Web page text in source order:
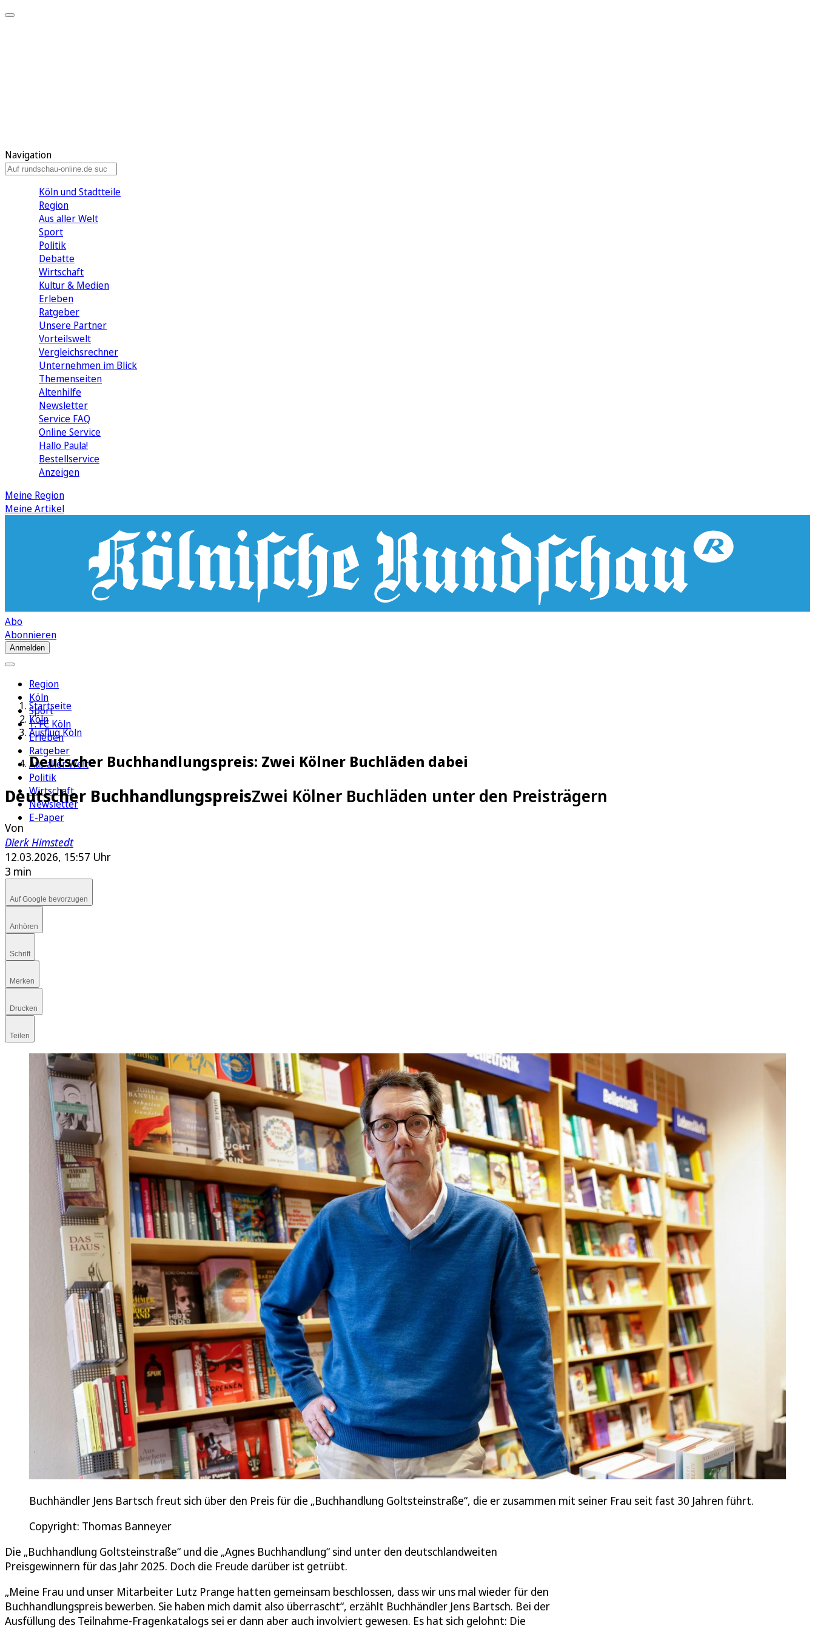
Navigation
Köln und Stadtteile
Region
Aus aller Welt
Sport
Politik
Debatte
Wirtschaft
Kultur & Medien
Erleben
Ratgeber
Unsere Partner
Vorteilswelt
Vergleichsrechner
Unternehmen im Blick
Themenseiten
Altenhilfe
Newsletter
Service FAQ
Online Service
Hallo Paula!
Bestellservice
Anzeigen
Meine Region
Meine Artikel
Abo
Abonnieren
Anmelden
Region
Köln
Sport
1. FC Köln
Erleben
Ratgeber
Aus aller Welt
Politik
Wirtschaft
Newsletter
E-Paper
Startseite
Köln
Ausflug Köln
Deutscher Buchhandlungspreis: Zwei Kölner Buchläden dabei
Deutscher BuchhandlungspreisZwei Kölner Buchläden unter den Preisträgern
Von
Dierk Himstedt
12.03.2026, 15:57 Uhr
3 min
Auf Google bevorzugen
Anhören
Schrift
Merken
Drucken
Teilen
Buchhändler Jens Bartsch freut sich über den Preis für die „Buchhandlung Goltsteinstraße“, die er zusammen mit seiner Frau seit fast 30 Jahren führt.
Copyright: Thomas Banneyer
Die „Buchhandlung Goltsteinstraße“ und die „Agnes Buchhandlung“ sind unter den deutschlandweiten
Preisgewinnern für das Jahr 2025. Doch die Freude darüber ist getrübt.
„Meine Frau und unser Mitarbeiter Lutz Prange hatten gemeinsam beschlossen, dass wir uns mal wieder für den
Buchhandlungspreis bewerben. Sie haben mich damit also überrascht“, erzählt Buchhändler Jens Bartsch. Bei der
Ausfüllung des Teilnahme-Fragenkatalogs sei er dann aber auch involviert gewesen. Es hat sich gelohnt: Die